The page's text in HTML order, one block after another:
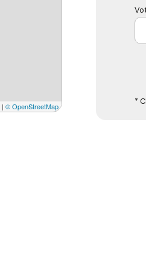
| © OpenStreetMap *